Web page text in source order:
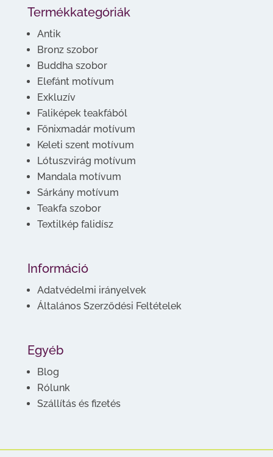
Termékkategóriák
Antik
Bronz szobor
Buddha szobor
Elefánt motívum
Exkluzív
Faliképek teakfából
Főnixmadár motívum
Keleti szent motívum
Lótuszvirág motívum
Mandala motívum
Sárkány motívum
Teakfa szobor
Textilkép falidísz
Információ
Adatvédelmi irányelvek
Általános Szerződési Feltételek
Egyéb
Blog
Rólunk
Szállítás és fizetés